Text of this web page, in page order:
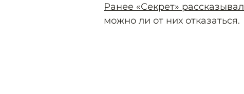
Ранее «Секрет» рассказывал
можно ли от них отказаться.